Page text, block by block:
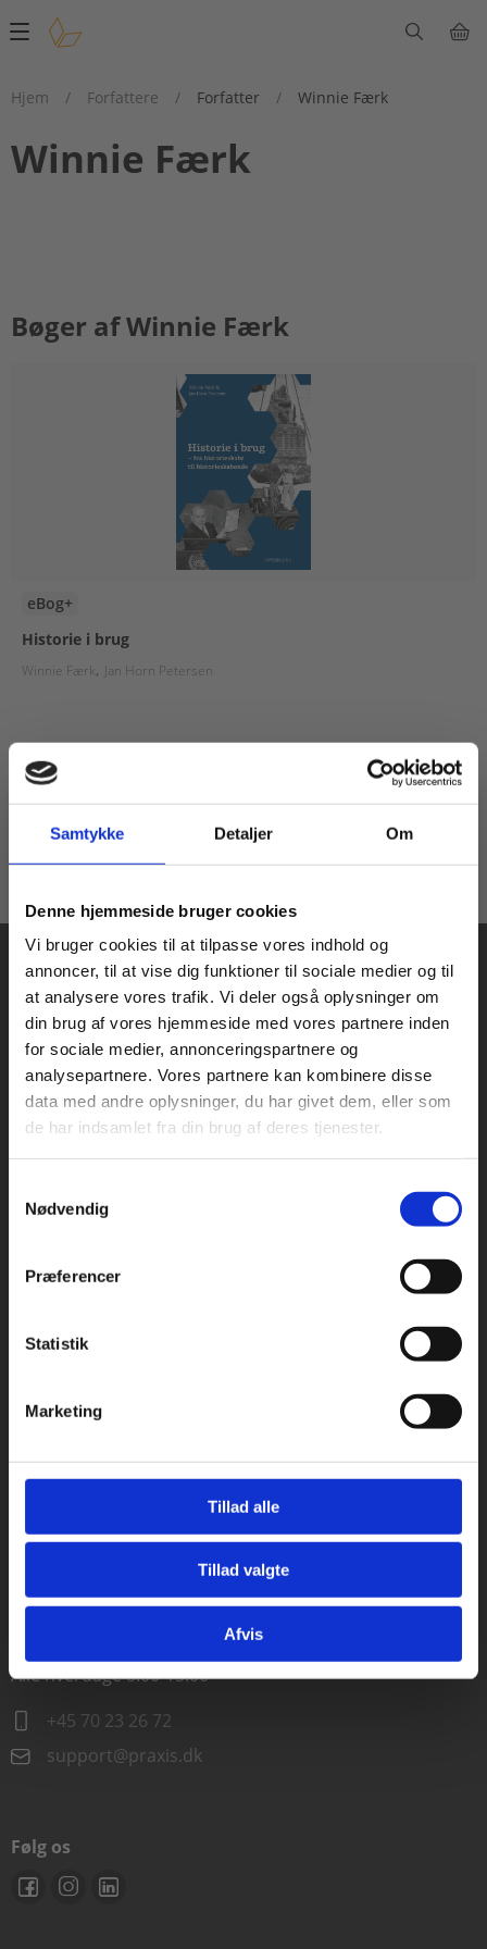
Samtykke Detaljer Om
Denne hjemmeside bruger cookies
Vi bruger cookies til at tilpasse vores indhold og
annoncer, til at vise dig funktioner til sociale medier og til
at analysere vores trafik. Vi deler også oplysninger om
din brug af vores hjemmeside med vores partnere inden
for sociale medier, annonceringspartnere og
analysepartnere. Vores partnere kan kombinere disse
data med andre oplysninger, du har givet dem, eller som
de har indsamlet fra din brug af deres tjenester.
Nødvendig
Præferencer
Statistik
Marketing
Tillad alle
Tillad valgte
Afvis
Main
Hjem
/ Forfattere / Forfatter / Winnie Færk
Winnie Færk
Bøger af Winnie Færk
eBog+
Historie i brug
Winnie Færk Jan Horn Petersen
Fra
80,00 KR.
Praxis Forlag A/S
CVR 41280921
København
1120 København K
Kochsgade 31D
Rødekro
Kontakt kundeservice
+45 70 23 85 87
Kontakt teknisk support
Alle hverdage 8.00-15.00
+45 70 23 26 72
support@praxis.dk
Følg os
Køb læremidler og find masterclasses mm.
Fortsæt som:
For privatkunder og
studerende. Du får
vist priser inkl.
For institutioner og
virksomheder. Du
får vist priser ekskl.
Gå til praxisOnline